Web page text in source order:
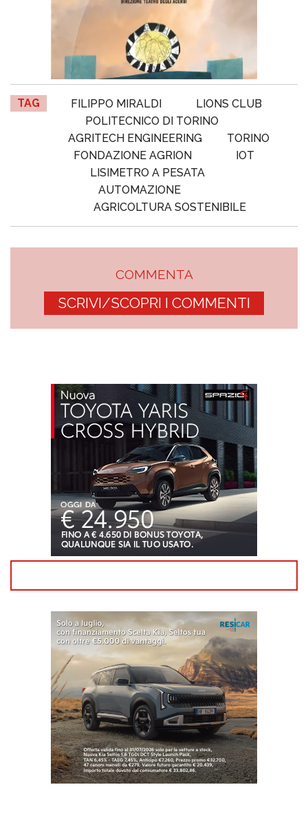
TAG FILIPPO MIRALDI
LIONS CLUB
POLITECNICO DI TORINO
AGRITECH ENGINEERING
TORINO
FONDAZIONE AGRION
IOT
LISIMETRO A PESATA
AUTOMAZIONE
AGRICOLTURA SOSTENIBILE
COMMENTA
SCRIVI/SCOPRI I COMMENTI